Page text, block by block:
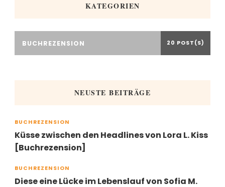
KATEGORIEN
BUCHREZENSION 20 POST(S)
NEUSTE BEITRÄGE
BUCHREZENSION
Küsse zwischen den Headlines von Lora L. Kiss
[Buchrezension]
BUCHREZENSION
Diese eine Lücke im Lebenslauf von Sofia M.